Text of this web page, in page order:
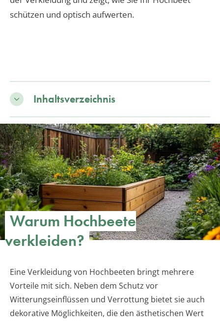
schützen und optisch aufwerten.
Inhaltsverzeichnis
Warum Hochbeete
verkleiden?
Eine Verkleidung von Hochbeeten bringt mehrere
Vorteile mit sich. Neben dem Schutz vor
Witterungseinflüssen und Verrottung bietet sie auch
dekorative Möglichkeiten, die den ästhetischen Wert